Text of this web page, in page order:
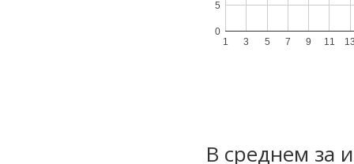
1 3 5 7 9 11
0
5
В среднем за